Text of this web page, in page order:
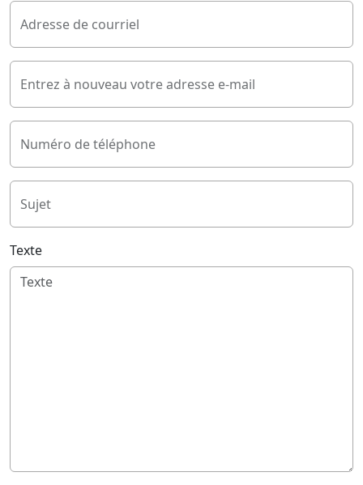
Adresse de courriel
Entrez à nouveau votre adresse e-mail
Numéro de téléphone
Sujet
Texte